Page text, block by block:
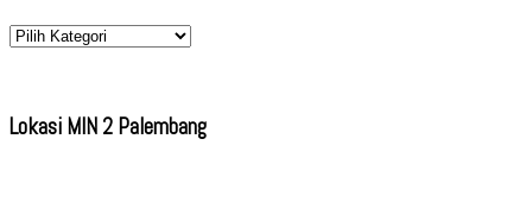
Kategori
Lokasi MIN 2 Palembang